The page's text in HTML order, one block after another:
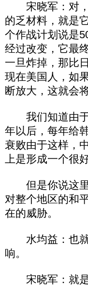
宋晓军：对，
的乏材料，就是
个作战计划说是
经过改变，它最
一旦炸掉，那比
现在美国人，如
断放大，这就会
我们知道由于
年以后，每年给
衰败由于这样，
上是形成一个很
但是你说这里
对整个地区的和
在的威胁。
水均益：也就
响。
宋晓军：就是